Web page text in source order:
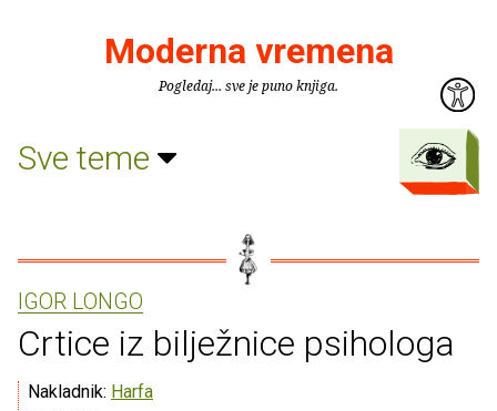
Moderna vremena
Pogledaj... sve je puno knjiga.
Sve teme
IGOR LONGO
Crtice iz bilježnice psihologa
Nakladnik: Harfa